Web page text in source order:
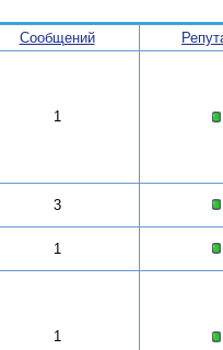
Сообщений
1
3
1
1